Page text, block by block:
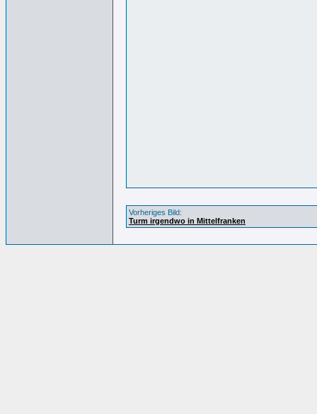
Vorheriges Bild:
Turm irgendwo in Mittelfranken